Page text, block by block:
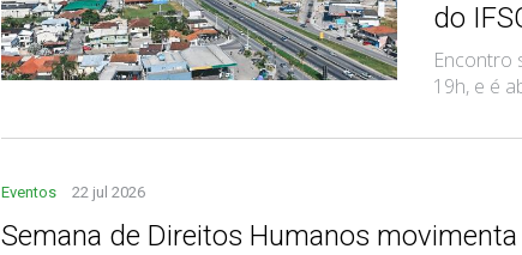
do
Encontro
19h, e é
Eventos 22 jul 2026
Semana de Direitos Humanos